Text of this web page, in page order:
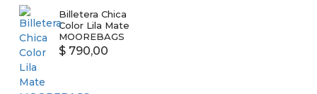
Billetera Chica
Color Lila Mate
MOOREBAGS
$ 790,00